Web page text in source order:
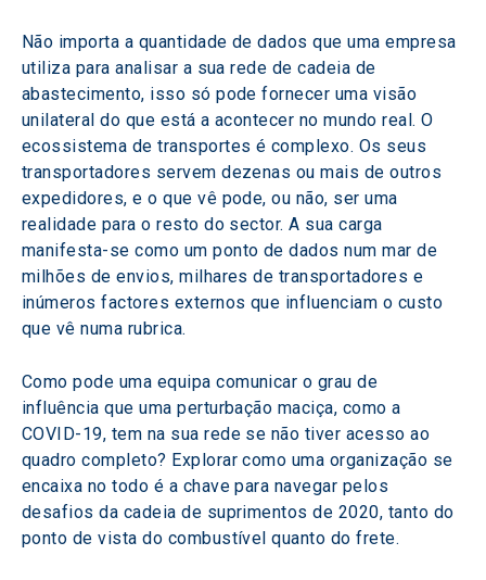
Não importa a quantidade de dados que uma empresa
utiliza para analisar a sua rede de cadeia de
abastecimento, isso só pode fornecer uma visão
unilateral do que está a acontecer no mundo real. O
ecossistema de transportes é complexo. Os seus
transportadores servem dezenas ou mais de outros
expedidores, e o que vê pode, ou não, ser uma
realidade para o resto do sector. A sua carga
manifesta-se como um ponto de dados num mar de
milhões de envios, milhares de transportadores e
inúmeros factores externos que influenciam o custo
que vê numa rubrica.
Como pode uma equipa comunicar o grau de
influência que uma perturbação maciça, como a
COVID-19, tem na sua rede se não tiver acesso ao
quadro completo? Explorar como uma organização se
encaixa no todo é a chave para navegar pelos
desafios da cadeia de suprimentos de 2020, tanto do
ponto de vista do combustível quanto do frete.